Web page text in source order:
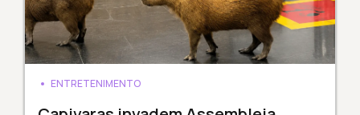
ENTRETENIMENTO